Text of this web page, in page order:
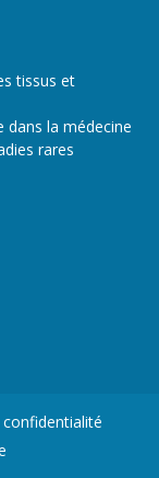
tissus et
dans la médecine
rares